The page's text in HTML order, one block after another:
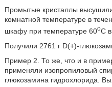
Промытые кристаллы
комнатной температуре в
шкафу при температуре 60oC
Получили 2761 г D(+)-
Пример 2. То же, что и в
применяли изопропиловый
глюкозамина гидрохлорида.